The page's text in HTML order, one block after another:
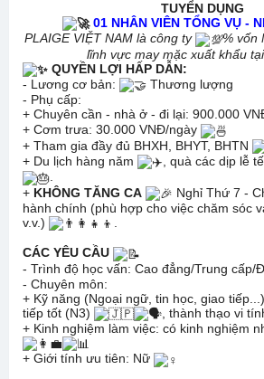
TUYỂN DỤNG
01 NHÂN VIÊN TỔNG VỤ -
PLAIGE VIỆT NAM là công ty
% vốn
lĩnh vực may mặc xuất khẩu tại
QUYỀN LỢI HẤP DẪN:
- Lương cơ bản:
Thương lượng
- Phụ cấp:
+ Chuyên cần - nhà ở - đi lại: 900.000
+ Cơm trưa: 30.000 VNĐ/ngày
+ Tham gia đầy đủ BHXH, BHYT, BHTN
+ Du lịch hàng năm
, quà các dịp lễ
.
+ KHÔNG TĂNG CA Nghỉ Thứ 7 -
hành chính (phù hợp cho việc chăm sóc
v.v.)
CÁC YÊU CẦU
- Trình độ học vấn: Cao đẳng/Trung cấp/
- Chuyên môn:
+ Kỹ năng (Ngoại ngữ, tin học, giao
tiếp tốt (N3)
, thành thạo vi
+ Kinh nghiệm làm việc: có kinh nghiệm
+ Giới tính ưu tiên: Nữ